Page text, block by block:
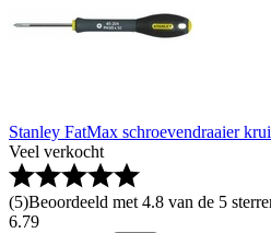
Stanley FatMax schroevendraaier
Veel verkocht
(5)Beoordeeld met 4.8 van de 5
6.79